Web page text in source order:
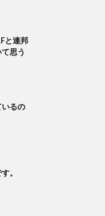
と連邦
思う
いるの
。